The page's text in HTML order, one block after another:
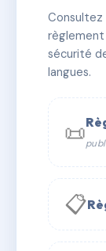
✓
📞
sécurité
langues.
📜
📋